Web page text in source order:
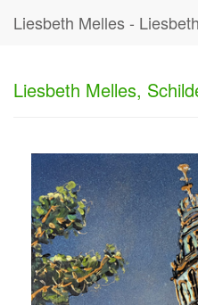
Liesbeth Melles,